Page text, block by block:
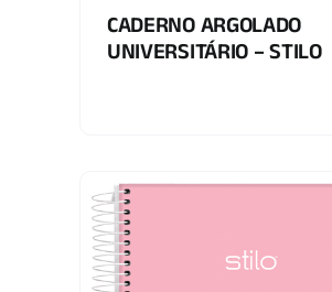
CADERNO ARGOLADO
UNIVERSITÁRIO – STILO